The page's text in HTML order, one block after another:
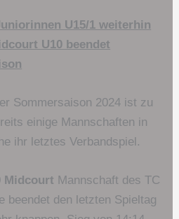
U15/1 weiterhin
U10 beendet
Sommersaison 2024 ist zu
einige Mannschaften in
ihr letztes Verbandspiel.
Midcourt Mannschaft des TC
beendet den letzten Spieltag